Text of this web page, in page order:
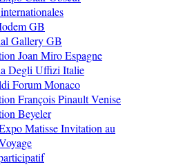
GB
Gallery GB
Joan Miro Espagne
Degli Uffizi Italie
Forum Monaco
François Pinault Venise
Beyeler
Matisse Invitation au